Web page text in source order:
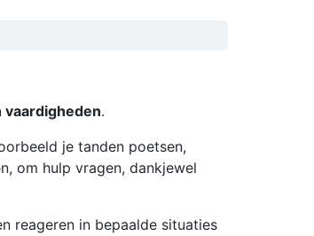
.
je tanden poetsen,
om hulp vragen, dankjewel
reageren in bepaalde situaties